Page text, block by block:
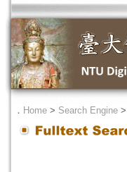
． Home > Search Engine >